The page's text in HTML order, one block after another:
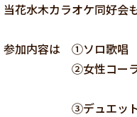
当花水木カラオケ同好会
参加内容は ①ソロ歌
②女性コーラス「黄
二宮孝江
③デュエット 「誰よ